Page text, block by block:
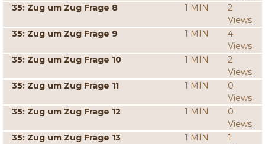
35: Zug um Zug Frage 8
1 MIN
2
Views
35: Zug um Zug Frage 9
1 MIN
4
Views
35: Zug um Zug Frage 10
1 MIN
2
Views
35: Zug um Zug Frage 11
1 MIN
0
Views
35: Zug um Zug Frage 12
1 MIN
0
Views
35: Zug um Zug Frage 13
1 MIN
1